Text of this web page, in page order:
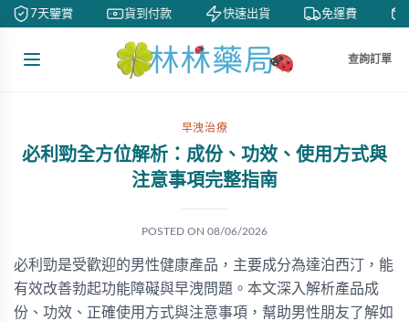
7天鑒賞 貨到付款 快速出貨 免運費
查詢訂單
早洩治療
必利勁全方位解析：成份、功效、使用方式與
注意事項完整指南
POSTED ON 08/06/2026
必利勁是受歡迎的男性健康產品，主要成分為達泊西汀，能
有效改善勃起功能障礙與早洩問題。本文深入解析產品成
份、功效、正確使用方式與注意事項，幫助男性朋友了解如